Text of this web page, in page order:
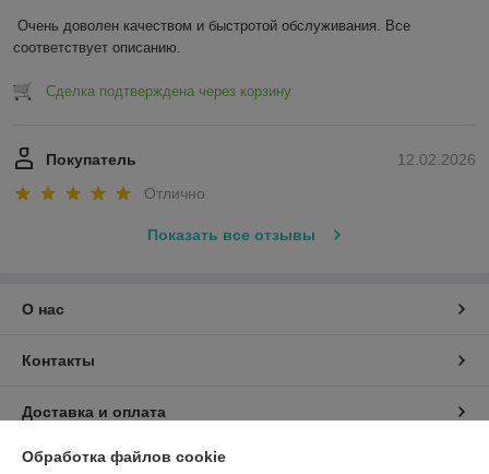
Очень доволен качеством и быстротой обслуживания. Все
соответствует описанию.
Сделка подтверждена через корзину
12.02.2026
Покупатель
Отлично
Показать все отзывы
О нас
Контакты
Доставка и оплата
График работы
Обработка файлов cookie